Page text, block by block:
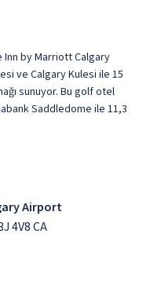
by Marriott Calgary
ve Calgary Kulesi ile 15
sunuyor. Bu golf otel
Saddledome ile 11,3
Airport
4V8 CA